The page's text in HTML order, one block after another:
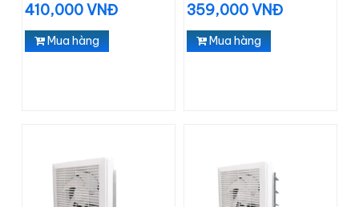
410,000 VNĐ
Mua hàng
359,000 VNĐ
Mua hàng